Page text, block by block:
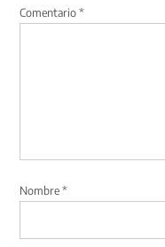
Comentario*
Nombre*